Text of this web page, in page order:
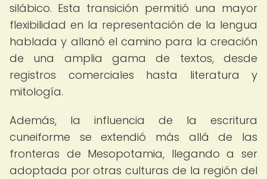
silábico. Esta transición permitió una mayor
flexibilidad en la representación de la lengua
hablada y allanó el camino para la creación
de una amplia gama de textos, desde
registros comerciales hasta literatura y
mitología.
Además, la influencia de la escritura
cuneiforme se extendió más allá de las
fronteras de Mesopotamia, llegando a ser
adoptada por otras culturas de la región del